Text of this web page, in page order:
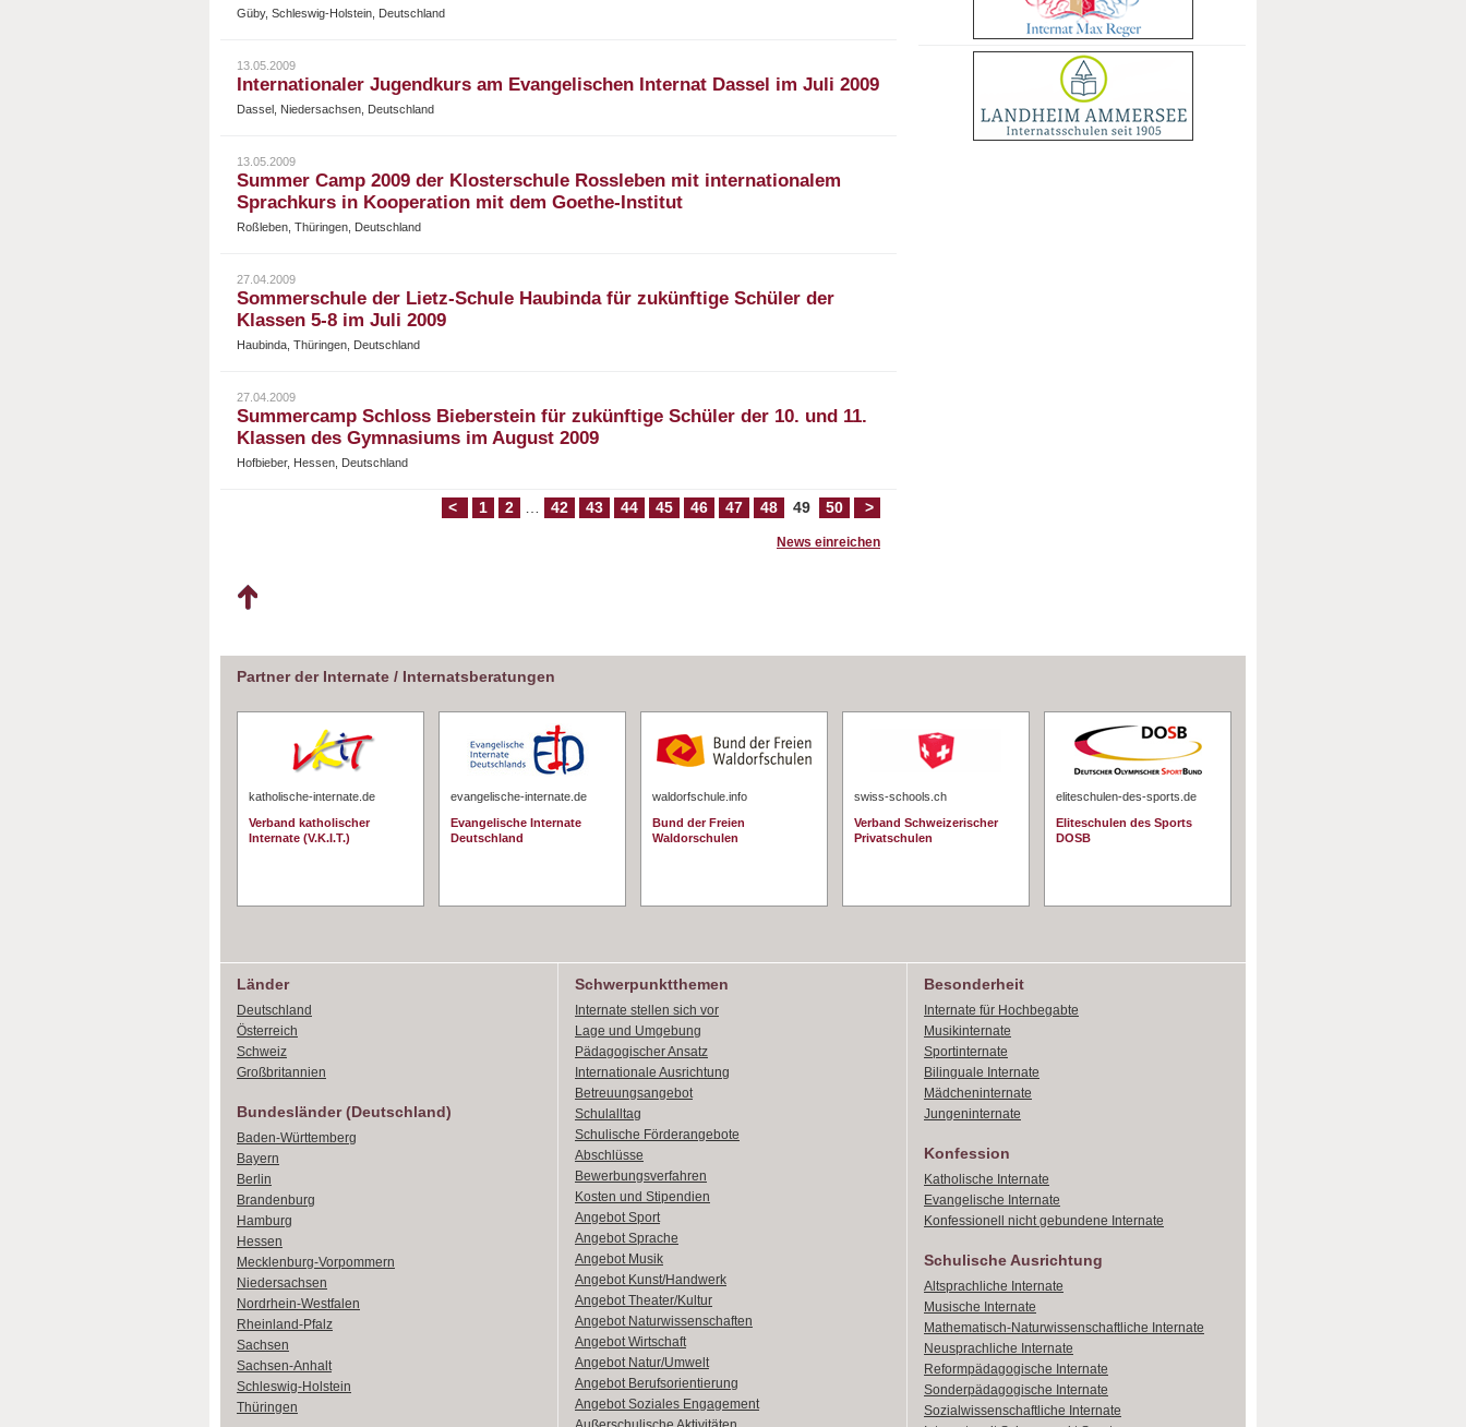
Güby, Schleswig-Holstein, Deutschland
13.05.2009
Internationaler Jugendkurs am Evangelischen Internat Dassel im Juli 2009
Dassel, Niedersachsen, Deutschland
13.05.2009
Summer Camp 2009 der Klosterschule Rossleben mit internationalem
Sprachkurs in Kooperation mit dem Goethe-Institut
Roßleben, Thüringen, Deutschland
27.04.2009
Sommerschule der Lietz-Schule Haubinda für zukünftige Schüler der
Klassen 5-8 im Juli 2009
Haubinda, Thüringen, Deutschland
27.04.2009
Summercamp Schloss Bieberstein für zukünftige Schüler der 10. und 11.
Klassen des Gymnasiums im August 2009
Hofbieber, Hessen, Deutschland
< 1 2 … 42 43 44 45 46 47 48 49 50 >
News einreichen
Partner der Internate / Internatsberatungen
katholische-internate.de
Verband katholischer
Internate (V.K.I.T.)
evangelische-internate.de
Evangelische Internate
Deutschland
waldorfschule.info
Bund der Freien
Waldorschulen
swiss-schools.ch
Verband Schweizerischer
Privatschulen
eliteschulen-des-sports.de
Eliteschulen des Sports
DOSB
Länder
Deutschland
Österreich
Schweiz
Großbritannien
Bundesländer (Deutschland)
Baden-Württemberg
Bayern
Berlin
Brandenburg
Hamburg
Hessen
Mecklenburg-Vorpommern
Niedersachsen
Nordrhein-Westfalen
Rheinland-Pfalz
Sachsen
Sachsen-Anhalt
Schleswig-Holstein
Thüringen
Schwerpunktthemen
Internate stellen sich vor
Lage und Umgebung
Pädagogischer Ansatz
Internationale Ausrichtung
Betreuungsangebot
Schulalltag
Schulische Förderangebote
Abschlüsse
Bewerbungsverfahren
Kosten und Stipendien
Angebot Sport
Angebot Sprache
Angebot Musik
Angebot Kunst/Handwerk
Angebot Theater/Kultur
Angebot Naturwissenschaften
Angebot Wirtschaft
Angebot Natur/Umwelt
Angebot Berufsorientierung
Angebot Soziales Engagement
Besonderheit
Internate für Hochbegabte
Musikinternate
Sportinternate
Bilinguale Internate
Mädcheninternate
Jungeninternate
Konfession
Katholische Internate
Evangelische Internate
Konfessionell nicht gebundene Internate
Schulische Ausrichtung
Altsprachliche Internate
Musische Internate
Mathematisch-Naturwissenschaftliche Internate
Neusprachliche Internate
Reformpädagogische Internate
Sonderpädagogische Internate
Sozialwissenschaftliche Internate